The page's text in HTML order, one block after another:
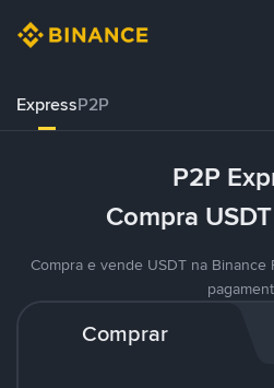
ExpressP2P
P2P
Compra
Compra e vende USDT na Binance
Comprar